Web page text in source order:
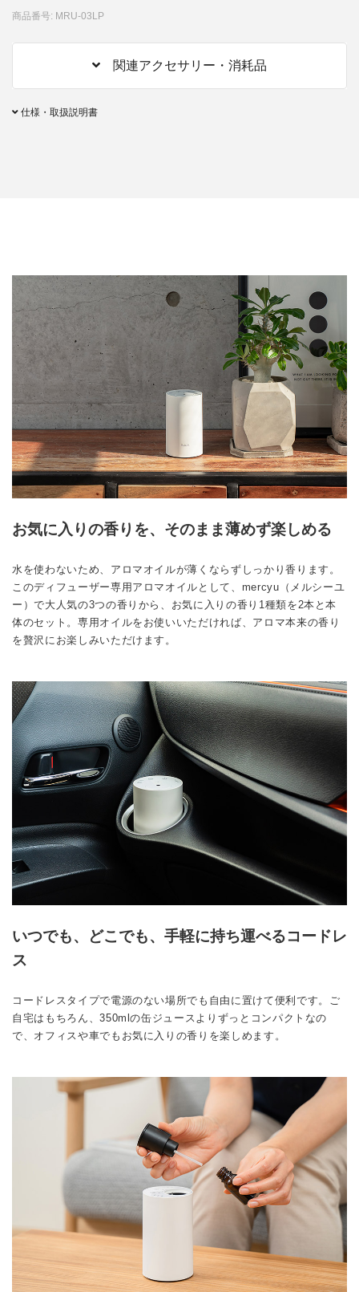
商品番号: MRU-03LP
関連アクセサリー・消耗品
仕様・取扱説明書
お気に入りの香りを、そのまま薄めず楽しめる
水を使わないため、アロマオイルが薄くならずしっかり香ります。
このディフューザー専用アロマオイルとして、mercyu（メルシーユ
ー）で大人気の3つの香りから、お気に入りの香り1種類を2本と本
体のセット。専用オイルをお使いいただければ、アロマ本来の香り
を贅沢にお楽しみいただけます。
いつでも、どこでも、手軽に持ち運べるコードレ
ス
コードレスタイプで電源のない場所でも自由に置けて便利です。ご
自宅はもちろん、350mlの缶ジュースよりずっとコンパクトなの
で、オフィスや車でもお気に入りの香りを楽しめます。